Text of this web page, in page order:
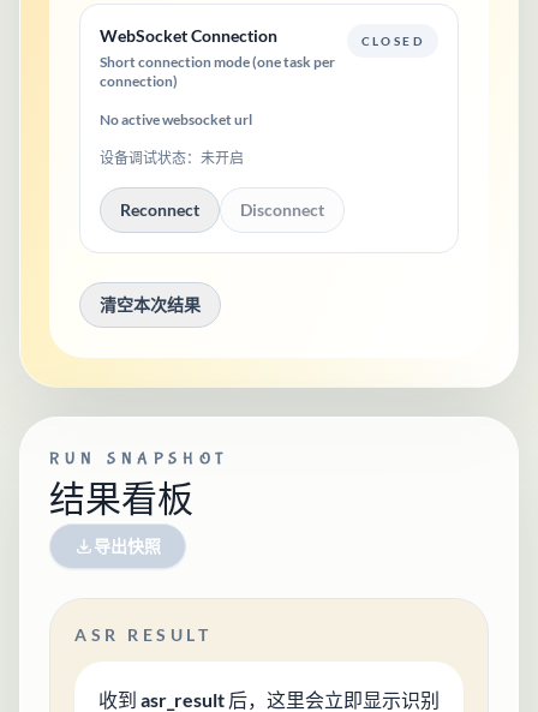
WebSocket Connection
Short connection mode (one task per
connection)
CLOSED
No active websocket url
设备调试状态： 未开启
Reconnect Disconnect
清空本次结果
RUN SNAPSHOT
结果看板
导出快照
ASR RESULT
收到 asr_result 后，这里会立即显示识别